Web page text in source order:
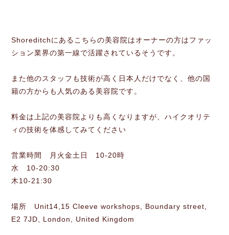
Shoreditchにあるこちらの美容院はオーナーの方はファッ
ション業界の第一線で活躍されているそうです。
また他のスタッフも技術が高く日本人だけでなく、他の国
籍の方からも人気のある美容院です。
料金は上記の美容院よりも高くなりますが、ハイクオリテ
ィの技術を体感してみてください
営業時間 月火金土日 10-20時
水 10-20:30
木10-21:30
場所 Unit14,15 Cleeve workshops, Boundary street,
E2 7JD, London, United Kingdom